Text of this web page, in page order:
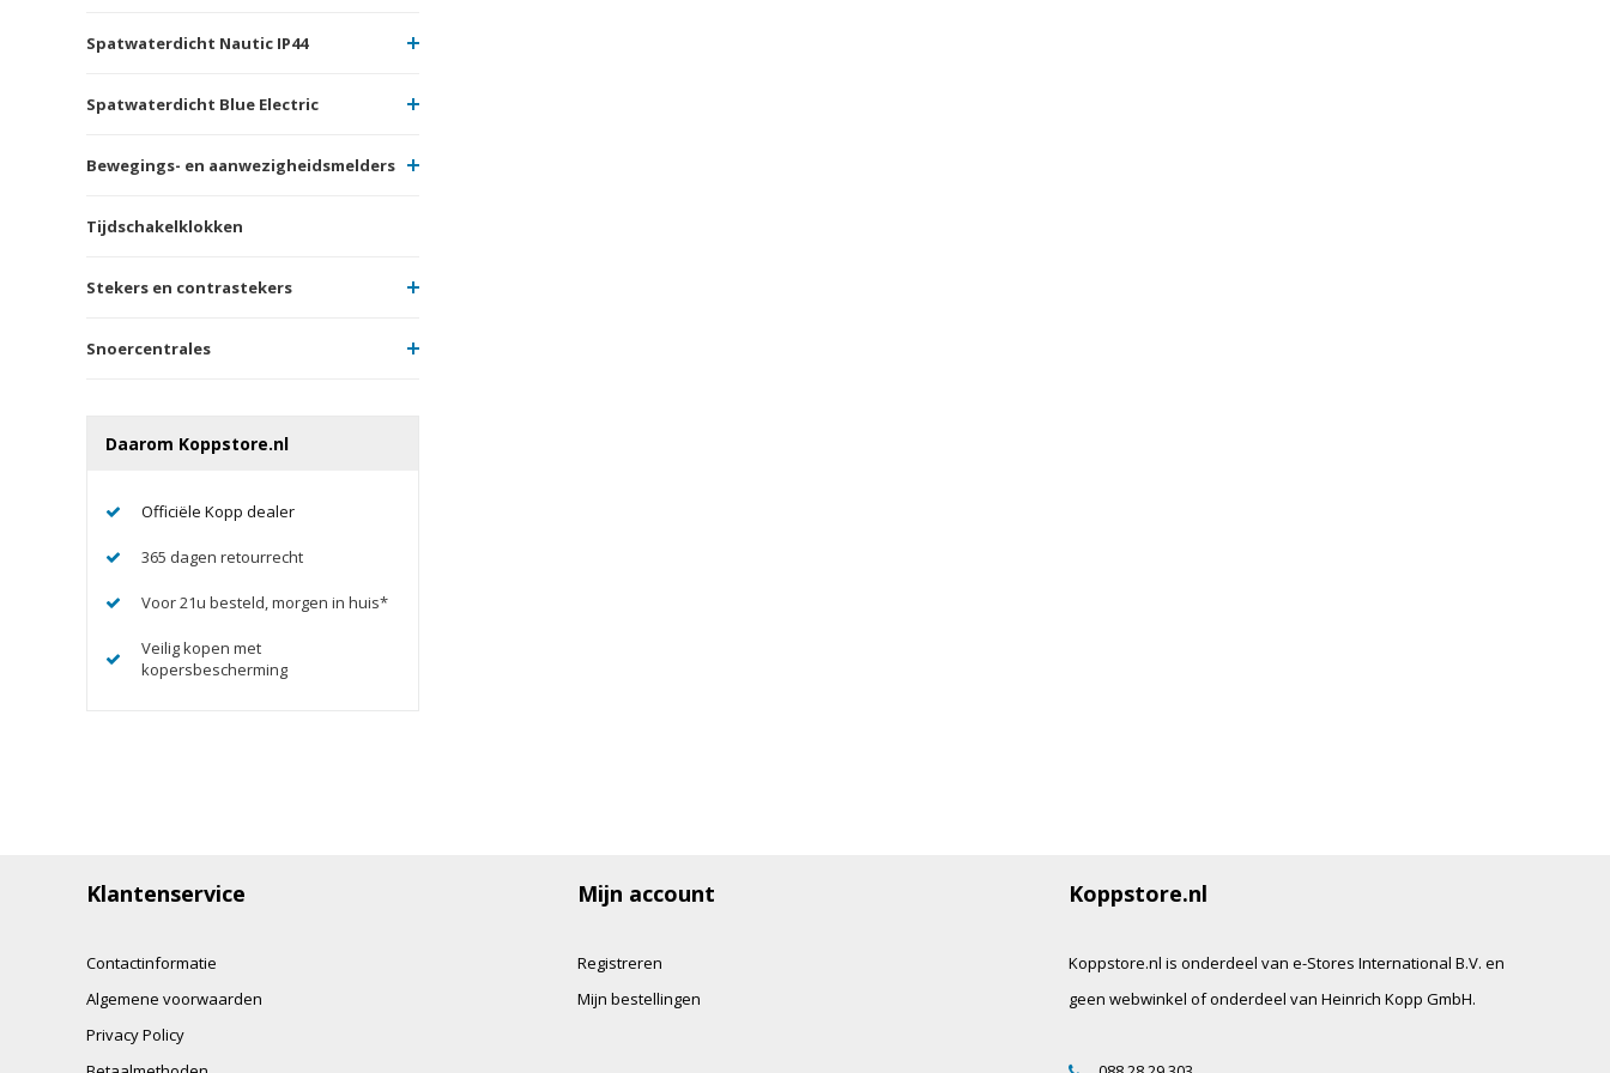
Spatwaterdicht Nautic IP44
Spatwaterdicht Blue Electric
Bewegings- en aanwezigheidsmelders
Tijdschakelklokken
Stekers en contrastekers
Snoercentrales
Daarom Koppstore.nl
Officiële Kopp dealer
365 dagen retourrecht
Voor 21u besteld, morgen in huis*
Veilig kopen met
kopersbescherming
Klantenservice
Contactinformatie
Algemene voorwaarden
Privacy Policy
Mijn account
Registreren
Mijn bestellingen
Koppstore.nl
Koppstore.nl is onderdeel van e-Stores International B.V. en
geen webwinkel of onderdeel van Heinrich Kopp GmbH.